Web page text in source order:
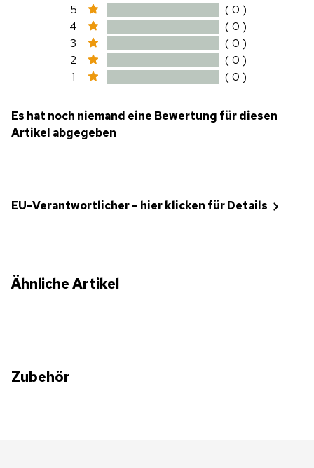
5
( 0 )
4
( 0 )
3
( 0 )
2
( 0 )
1
( 0 )
Es hat noch niemand eine Bewertung für diesen
Artikel abgegeben
EU-Verantwortlicher – hier klicken für Details
Ähnliche Artikel
Zubehör